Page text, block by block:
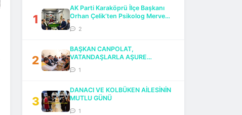
1
AK Parti Karaköprü İlçe Başkanı
Orhan Çelik’ten Psikolog Merve
2
2
BAŞKAN CANPOLAT,
VATANDAŞLARLA AŞURE
1
3
DANACI VE KOLBÜKEN AİLESİNİN
MUTLU GÜNÜ
1